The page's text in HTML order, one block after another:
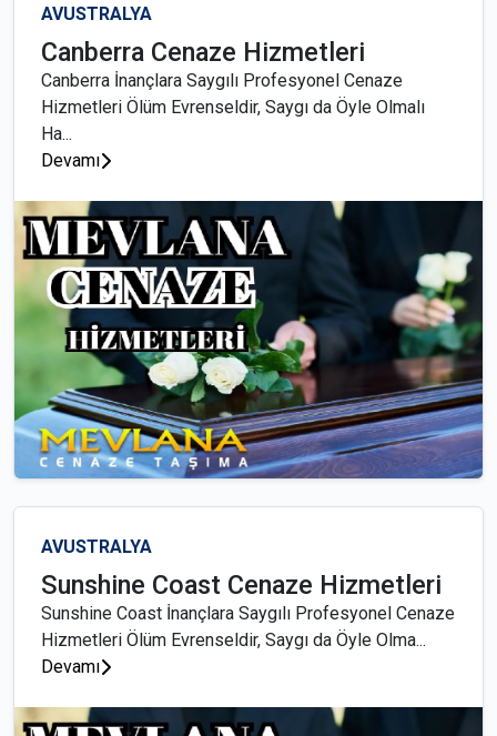
AVUSTRALYA
Canberra Cenaze Hizmetleri
Canberra İnançlara Saygılı Profesyonel Cenaze
Hizmetleri Ölüm Evrenseldir, Saygı da Öyle Olmalı
Ha...
Devamı
AVUSTRALYA
Sunshine Coast Cenaze Hizmetleri
Sunshine Coast İnançlara Saygılı Profesyonel Cenaze
Hizmetleri Ölüm Evrenseldir, Saygı da Öyle Olma...
Devamı